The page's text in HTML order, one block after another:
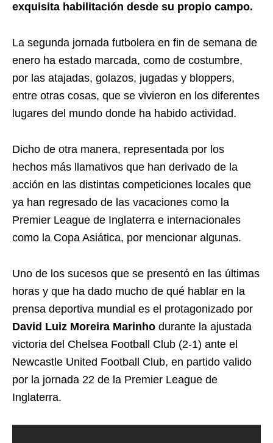
exquisita habilitación desde su propio campo.
La segunda jornada futbolera en fin de semana de
enero ha estado marcada, como de costumbre,
por las atajadas, golazos, jugadas y bloppers,
entre otras cosas, que se vivieron en los diferentes
lugares del mundo donde ha habido actividad.
Dicho de otra manera, representada por los
hechos más llamativos que han derivado de la
acción en las distintas competiciones locales que
ya han regresado de las vacaciones como la
Premier League de Inglaterra e internacionales
como la Copa Asiática, por mencionar algunas.
Uno de los sucesos que se presentó en las últimas
horas y que ha dado mucho de qué hablar en la
prensa deportiva mundial es el protagonizado por
David Luiz Moreira Marinho durante la ajustada
victoria del Chelsea Football Club (2-1) ante el
Newcastle United Football Club, en partido valido
por la jornada 22 de la Premier League de
Inglaterra.